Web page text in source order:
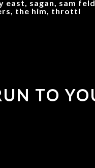
sagan, sam
the him, throttl
TO